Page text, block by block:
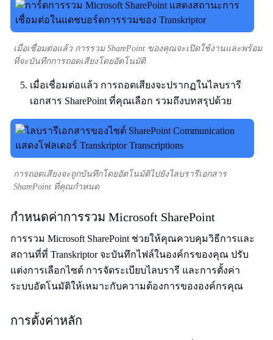
เมื่อเชื่อมต่อแล้ว การรวม SharePoint ของคุณจะเปิดใช้งานและพร้อม
ที่จะบันทึกการถอดเสียงโดยอัตโนมัติ
เมื่อเชื่อมต่อแล้ว การถอดเสียงจะปรากฏในไลบรารี
เอกสาร SharePoint ที่คุณเลือก รวมถึงบทสรุปด้วย
การถอดเสียงจะถูกบันทึกโดยอัตโนมัติไปยังไลบรารีเอกสาร
SharePoint ที่คุณกำหนด
กำหนดค่าการรวม Microsoft SharePoint
การรวม Microsoft SharePoint ช่วยให้คุณควบคุมวิธีการและ
สถานที่ที่ Transkriptor จะบันทึกไฟล์ในองค์กรของคุณ ปรับ
แต่งการเลือกไซต์ การจัดระเบียบไลบรารี และการตั้งค่า
ระบบอัตโนมัติให้เหมาะกับความต้องการขององค์กรคุณ
การตั้งค่าหลัก